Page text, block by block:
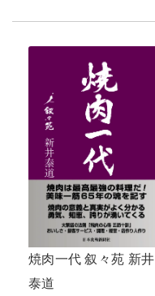
焼肉一代 叙々苑 新井
泰道